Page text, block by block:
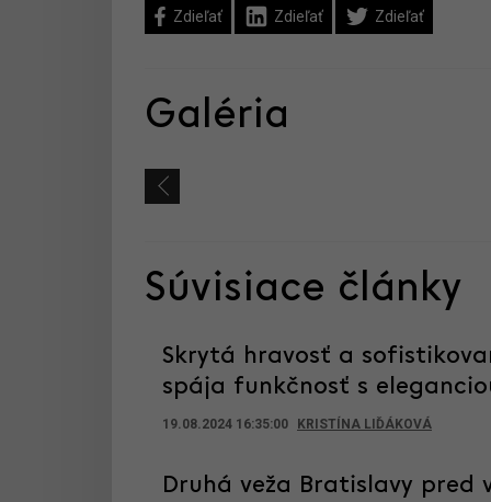
Zdieľať Zdieľať Zdieľať
Galéria
Súvisiace články
Skrytá hravosť a
spája funkčnosť s
19.08.2024 16:35:00 KRISTÍNA LIĎÁKOVÁ
Druhá veža Bratislavy pred